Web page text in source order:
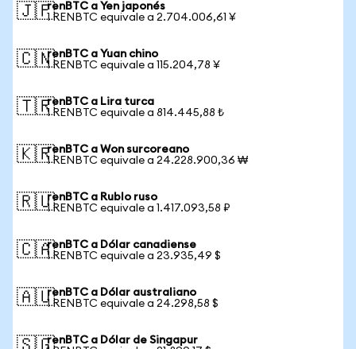
🇯🇵renBTC a Yen japonés
1 RENBTC equivale a 2.704.006,61 ¥
🇨🇳renBTC a Yuan chino
1 RENBTC equivale a 115.204,78 ¥
🇹🇷renBTC a Lira turca
1 RENBTC equivale a 814.445,88 ₺
🇰🇷renBTC a Won surcoreano
1 RENBTC equivale a 24.228.900,36 ₩
🇷🇺renBTC a Rublo ruso
1 RENBTC equivale a 1.417.093,58 ₽
🇨🇦renBTC a Dólar canadiense
1 RENBTC equivale a 23.935,49 $
🇦🇺renBTC a Dólar australiano
1 RENBTC equivale a 24.298,58 $
renBTC a Dólar de Singapur